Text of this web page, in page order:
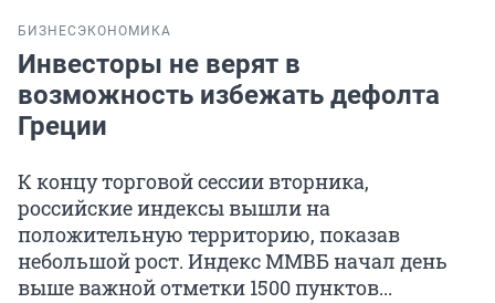
БИЗНЕС ЭКОНОМИКА
Инвесторы не верят в
возможность избежать дефолта
Греции
К концу торговой сессии вторника,
российские индексы вышли на
положительную территорию, показав
небольшой рост. Индекс ММВБ начал день
выше важной отметки 1500 пунктов...